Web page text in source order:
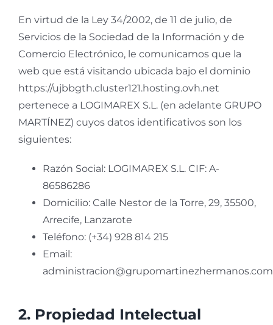
En virtud de la Ley 34/2002, de 11 de julio, de
Servicios de la Sociedad de la Información y de
Comercio Electrónico, le comunicamos que la
web que está visitando ubicada bajo el dominio
https://ujbbgth.cluster121.hosting.ovh.net
pertenece a LOGIMAREX S.L. (en adelante GRUPO
MARTÍNEZ) cuyos datos identificativos son los
siguientes:
Razón Social: LOGIMAREX S.L. CIF: A-
86586286
Domicilio: Calle Nestor de la Torre, 29, 35500,
Arrecife, Lanzarote
Teléfono: (+34) 928 814 215
Email:
administracion@grupomartinezhermanos.com
2. Propiedad Intelectual